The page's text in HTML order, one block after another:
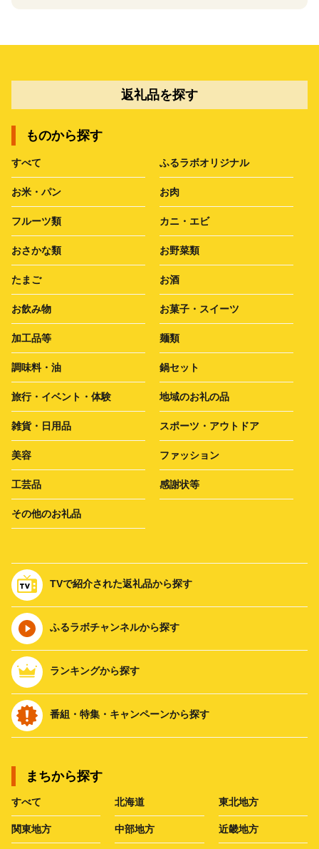
返礼品を探す
ものから探す
すべて ふるラボオリジナル
お米・パン お肉
フルーツ類 カニ・エビ
おさかな類 お野菜類
たまご お酒
お飲み物 お菓子・スイーツ
加工品等 麺類
調味料・油 鍋セット
旅行・イベント・体験 地域のお礼の品
雑貨・日用品 スポーツ・アウトドア
美容 ファッション
工芸品 感謝状等
その他のお礼品
TVで紹介された返礼品から探す
ふるラボチャンネルから探す
ランキングから探す
番組・特集・キャンペーンから探す
まちから探す
すべて 北海道 東北地方
関東地方 中部地方 近畿地方